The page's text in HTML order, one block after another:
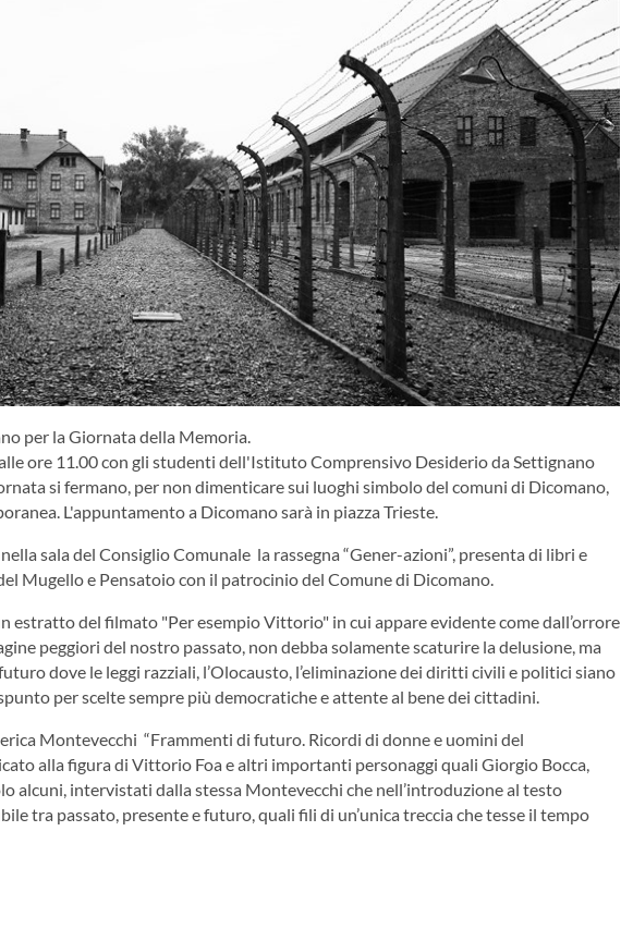
per la Giornata della Memoria.
ore 11.00 con gli studenti dell'Istituto Comprensivo Desiderio da Settignano
si fermano, per non dimenticare sui luoghi simbolo del comuni di Dicomano,
L'appuntamento a Dicomano sarà in piazza Trieste.
sala del Consiglio Comunale la rassegna “Gener-azioni”, presenta di libri e
Mugello e Pensatoio con il patrocinio del Comune di Dicomano.
estratto del filmato "Per esempio Vittorio" in cui appare evidente come dall’orrore
peggiori del nostro passato, non debba solamente scaturire la delusione, ma
dove le leggi razziali, l’Olocausto, l’eliminazione dei diritti civili e politici siano
per scelte sempre più democratiche e attente al bene dei cittadini.
Montevecchi “Frammenti di futuro. Ricordi di donne e uomini del
alla figura di Vittorio Foa e altri importanti personaggi quali Giorgio Bocca,
alcuni, intervistati dalla stessa Montevecchi che nell’introduzione al testo
tra passato, presente e futuro, quali fili di un’unica treccia che tesse il tempo